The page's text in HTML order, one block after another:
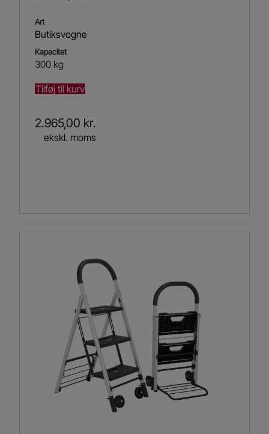
Art
Butiksvogne
Kapacitet
300 kg
Tilføj til kurv
2.965,00 kr.
ekskl. moms